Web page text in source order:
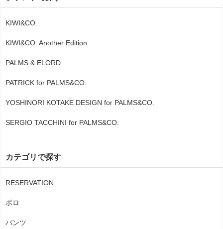
KIWI&CO.
KIWI&CO. Another Edition
PALMS & ELORD
PATRICK for PALMS&CO.
YOSHINORI KOTAKE DESIGN for PALMS&CO.
SERGIO TACCHINI for PALMS&CO.
カテゴリで探す
RESERVATION
ポロ
パンツ